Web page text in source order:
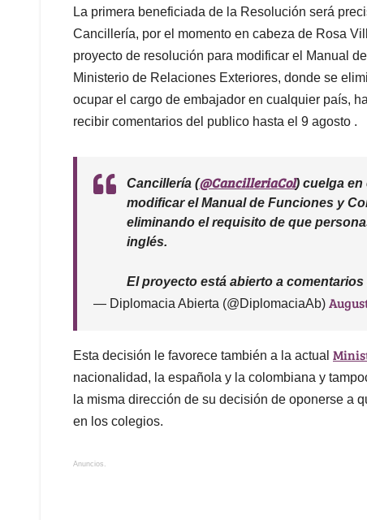
La primera beneficiada de la Resolución será
Cancillería, por el momento en cabeza de Rosa
proyecto de resolución para modificar el Manual
Ministerio de Relaciones Exteriores, donde se
ocupar el cargo de embajador en cualquier país,
recibir comentarios del publico hasta el 9 agosto .
Cancillería (@CancilleriaCol) cuelga en
modificar el Manual de Funciones y
eliminando el requisito de que
inglés.
El proyecto está abierto a
— Diplomacia Abierta (@DiplomaciaAb)
Esta decisión le favorece también a la actual
nacionalidad, la española y la colombiana y
la misma dirección de su decisión de oponerse a
en los colegios.
Anuncios.